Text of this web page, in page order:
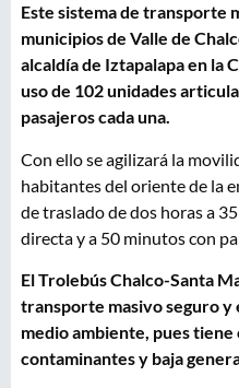
Este sistema de transporte
municipios de Valle de
alcaldía de Iztapalapa en la
uso de 102 unidades
pasajeros cada una.
Con ello se agilizará la
habitantes del oriente de la
de traslado de dos horas a
directa y a 50 minutos con
El Trolebús Chalco-Santa
transporte masivo seguro y
medio ambiente, pues
contaminantes y baja